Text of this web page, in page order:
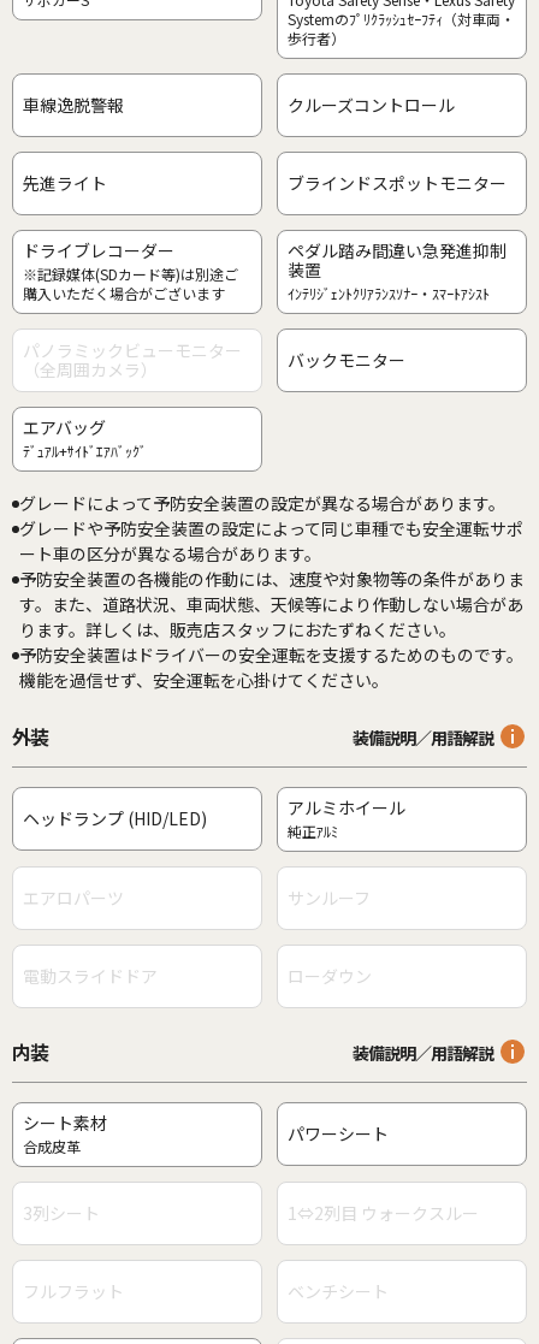
Systemのﾌﾟﾘｸﾗｯｼｭｾｰﾌﾃｨ（対車両・
歩行者）
車線逸脱警報 クルーズコントロール
先進ライト ブラインドスポットモニター
ドライブレコーダー
※記録媒体(SDカード等)は別途ご
購入いただく場合がございます
ペダル踏み間違い急発進抑制
装置
ｲﾝﾃﾘｼﾞｪﾝﾄｸﾘｱﾗﾝｽｿﾅｰ・ｽﾏｰﾄｱｼｽﾄ
パノラミックビューモニター
（全周囲カメラ）
バックモニター
エアバッグ
ﾃﾞｭｱﾙ+ｻｲﾄﾞｴｱﾊﾞｯｸﾞ
グレードによって予防安全装置の設定が異なる場合があります。
グレードや予防安全装置の設定によって同じ車種でも安全運転サポ
ート車の区分が異なる場合があります。
予防安全装置の各機能の作動には、速度や対象物等の条件がありま
す。また、道路状況、車両状態、天候等により作動しない場合があ
ります。詳しくは、販売店スタッフにおたずねください。
予防安全装置はドライバーの安全運転を支援するためのものです。
機能を過信せず、安全運転を心掛けてください。
外装 装備説明／用語解説
ヘッドランプ (HID/LED) アルミホイール
純正ｱﾙﾐ
エアロパーツ サンルーフ
電動スライドドア ローダウン
内装 装備説明／用語解説
シート素材
合成皮革 パワーシート
3列シート 1⇔2列目 ウォークスルー
フルフラット ベンチシート